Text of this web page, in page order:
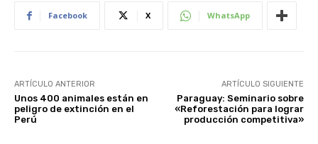
Facebook X WhatsApp
ARTÍCULO ANTERIOR
Unos 400 animales están en
peligro de extinción en el
Perú
ARTÍCULO SIGUIENTE
Paraguay: Seminario sobre
«Reforestación para lograr
producción competitiva»